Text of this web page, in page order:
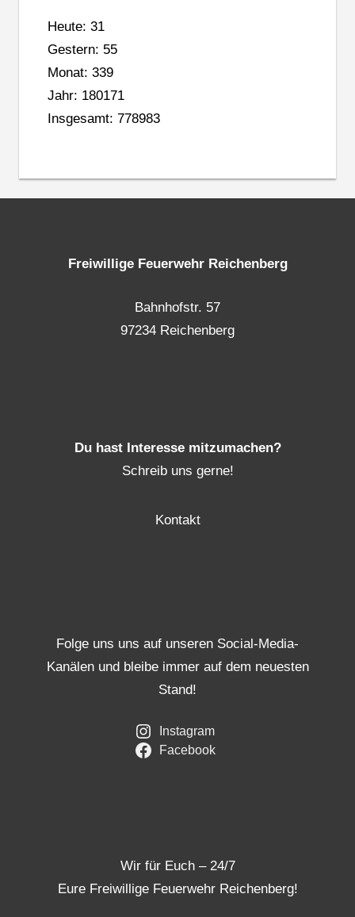
Heute: 31
Gestern: 55
Monat: 339
Jahr: 180171
Insgesamt: 778983
Freiwillige Feuerwehr Reichenberg
Bahnhofstr. 57
97234 Reichenberg
Du hast Interesse mitzumachen?
Schreib uns gerne!
Kontakt
Folge uns uns auf unseren Social-Media-
Kanälen und bleibe immer auf dem neuesten
Stand!
Instagram
Facebook
Wir für Euch – 24/7
Eure Freiwillige Feuerwehr Reichenberg!